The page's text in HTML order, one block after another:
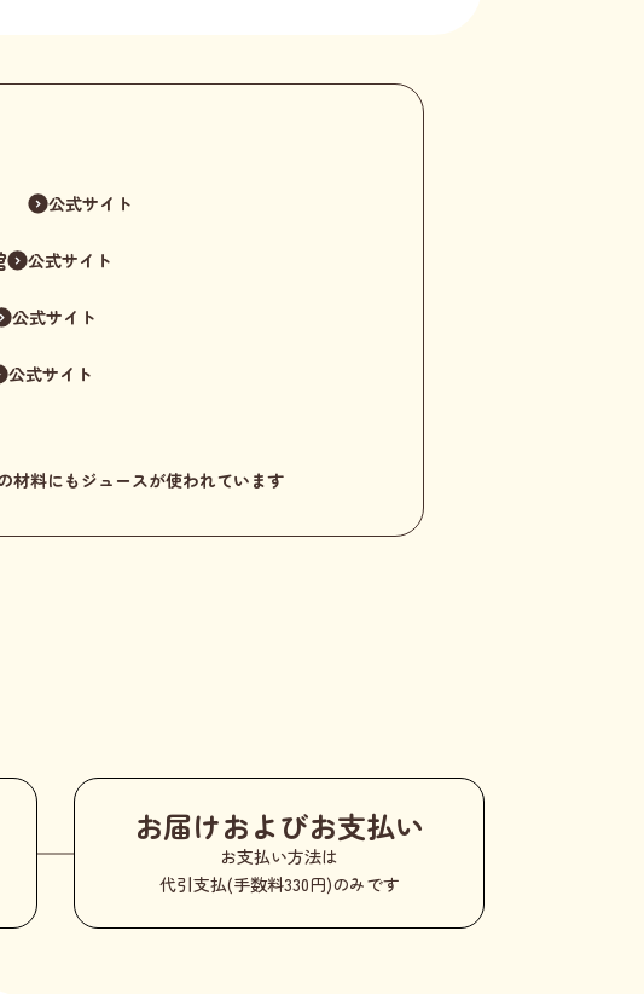
公式サイト
公式サイト
公式サイト
公式サイト
材料にもジュースが使われています
お届けおよびお支払い
お支払い方法は
代引支払(手数料330円)のみです